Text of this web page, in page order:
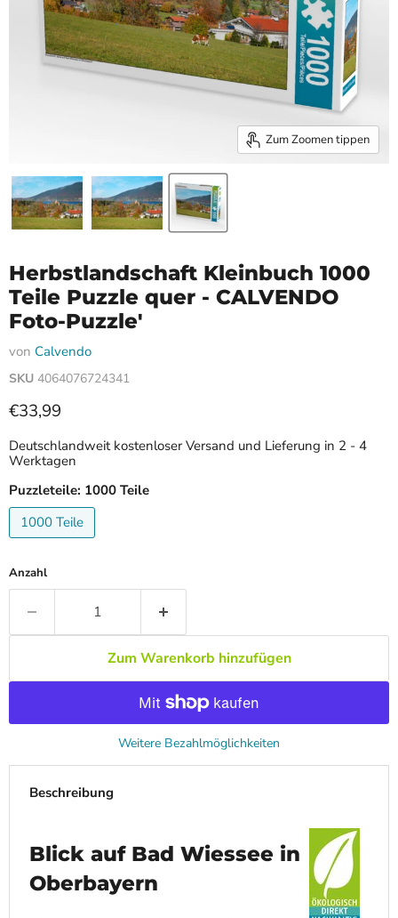
Zum Zoomen tippen
Herbstlandschaft Kleinbuch 1000
Teile Puzzle quer - CALVENDO
Foto-Puzzle'
von Calvendo
SKU 4064076724341
Aktueller Preis
€33,99
Deutschlandweit kostenloser Versand und Lieferung in 2 - 4
Werktagen
Puzzleteile: 1000 Teile
1000 Teile
Anzahl
Zum Warenkorb hinzufügen
Weitere Bezahlmöglichkeiten
Beschreibung
Blick auf Bad Wiessee in
Oberbayern